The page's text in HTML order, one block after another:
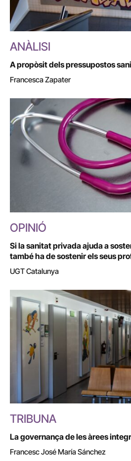
ANÀLISI
A propòsit dels pressupostos
Francesca Zapater
OPINIÓ
Si la sanitat privada ajuda a
també ha de sostenir els seus
UGT Catalunya
TRIBUNA
La governança de les àrees
Francesc José María Sánchez